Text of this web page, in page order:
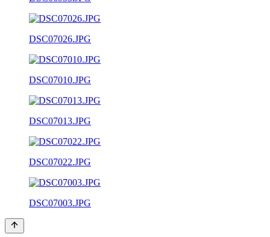
DSC07026.JPG
DSC07010.JPG
DSC07013.JPG
DSC07022.JPG
DSC07003.JPG